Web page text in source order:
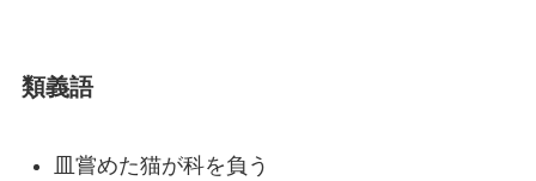
類義語
皿嘗めた猫が科を負う